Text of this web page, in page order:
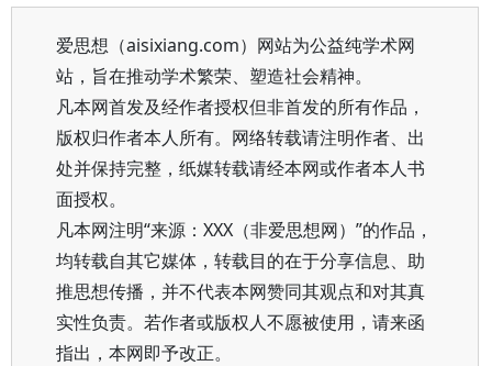
爱思想（aisixiang.com）网站为公益纯学术网
站，旨在推动学术繁荣、塑造社会精神。
凡本网首发及经作者授权但非首发的所有作品，
版权归作者本人所有。网络转载请注明作者、出
处并保持完整，纸媒转载请经本网或作者本人书
面授权。
凡本网注明“来源：XXX（非爱思想网）”的作品，
均转载自其它媒体，转载目的在于分享信息、助
推思想传播，并不代表本网赞同其观点和对其真
实性负责。若作者或版权人不愿被使用，请来函
指出，本网即予改正。